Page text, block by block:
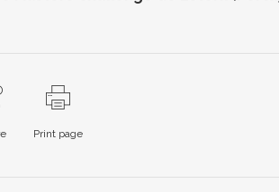
Print page